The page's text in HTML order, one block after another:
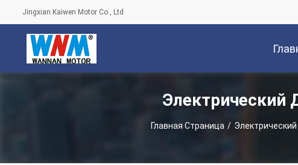
Jingxian Kaiwen Motor Co., Ltd
Электрический
Главная Страница /